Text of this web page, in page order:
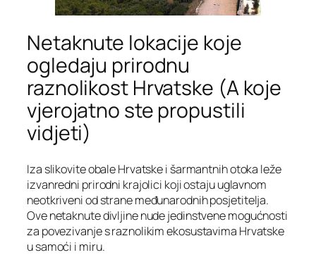
Netaknute lokacije koje
ogledaju prirodnu
raznolikost Hrvatske (A koje
vjerojatno ste propustili
vidjeti)
Iza slikovite obale Hrvatske i šarmantnih otoka leže
izvanredni prirodni krajolici koji ostaju uglavnom
neotkriveni od strane međunarodnih posjetitelja.
Ove netaknute divljine nude jedinstvene mogućnosti
za povezivanje s raznolikim ekosustavima Hrvatske
u samoći i miru.